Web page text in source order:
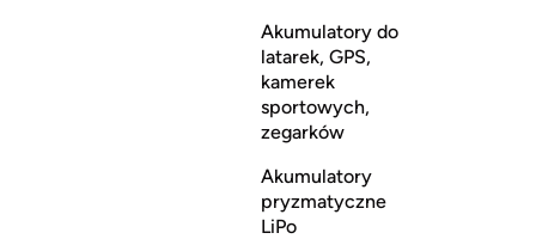
Akumulatory do
latarek, GPS,
kamerek
sportowych,
zegarków
Akumulatory
pryzmatyczne
LiPo